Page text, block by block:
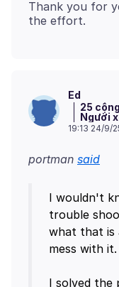
Thank you for
Ed
25
Người
19:13 24/9/
portman said
I wouldn't
trouble
what that is
mess with it.
I solved the